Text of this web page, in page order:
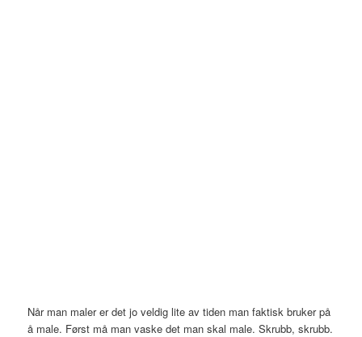
Når man maler er det jo veldig lite av tiden man faktisk bruker på
å male. Først må man vaske det man skal male. Skrubb, skrubb.